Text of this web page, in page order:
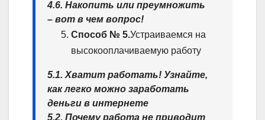
4.6. Накопить или преумножить
– вот в чем вопрос!
Способ № 5.Устраиваемся на
высокооплачиваемую работу
5.1. Хватит работать! Узнайте,
как легко можно заработать
деньги в интернете
5.2. Почему работа не приводит